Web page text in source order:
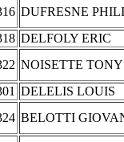
DUFRESNE
DELFOLY ERIC
NOISETTE TONY
DELELIS LOUIS
BELOTTI